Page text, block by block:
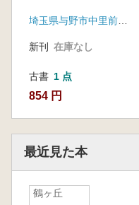
埼玉県与野市中里前原遺跡遺跡調査会
新刊 在庫なし
古書 1 点
854 円
最近見た本
鶴ヶ丘